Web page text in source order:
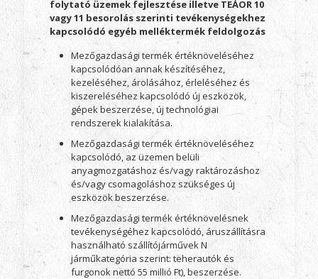
folytató üzemek fejlesztése illetve TEÁOR 10
vagy 11 besorolás szerinti tevékenységekhez
kapcsolódó egyéb melléktermék feldolgozás
Mezőgazdasági termék értéknöveléséhez
kapcsolódóan annak készítéséhez,
kezeléséhez, árolásához, érleléséhez és
kiszereléséhez kapcsolódó új eszközök,
gépek beszerzése, új technológiai
rendszerek kialakítása.
Mezőgazdasági termék értéknöveléséhez
kapcsolódó, az üzemen belüli
anyagmozgatáshoz és/vagy raktározáshoz
és/vagy csomagoláshoz szükséges új
eszközök beszerzése.
Mezőgazdasági termék értéknövelésnek
tevékenységéhez kapcsolódó, áruszállításra
használható szállítójárművek N
járműkategória szerint: teherautók és
furgonok nettó 55 millió Ft), beszerzése.